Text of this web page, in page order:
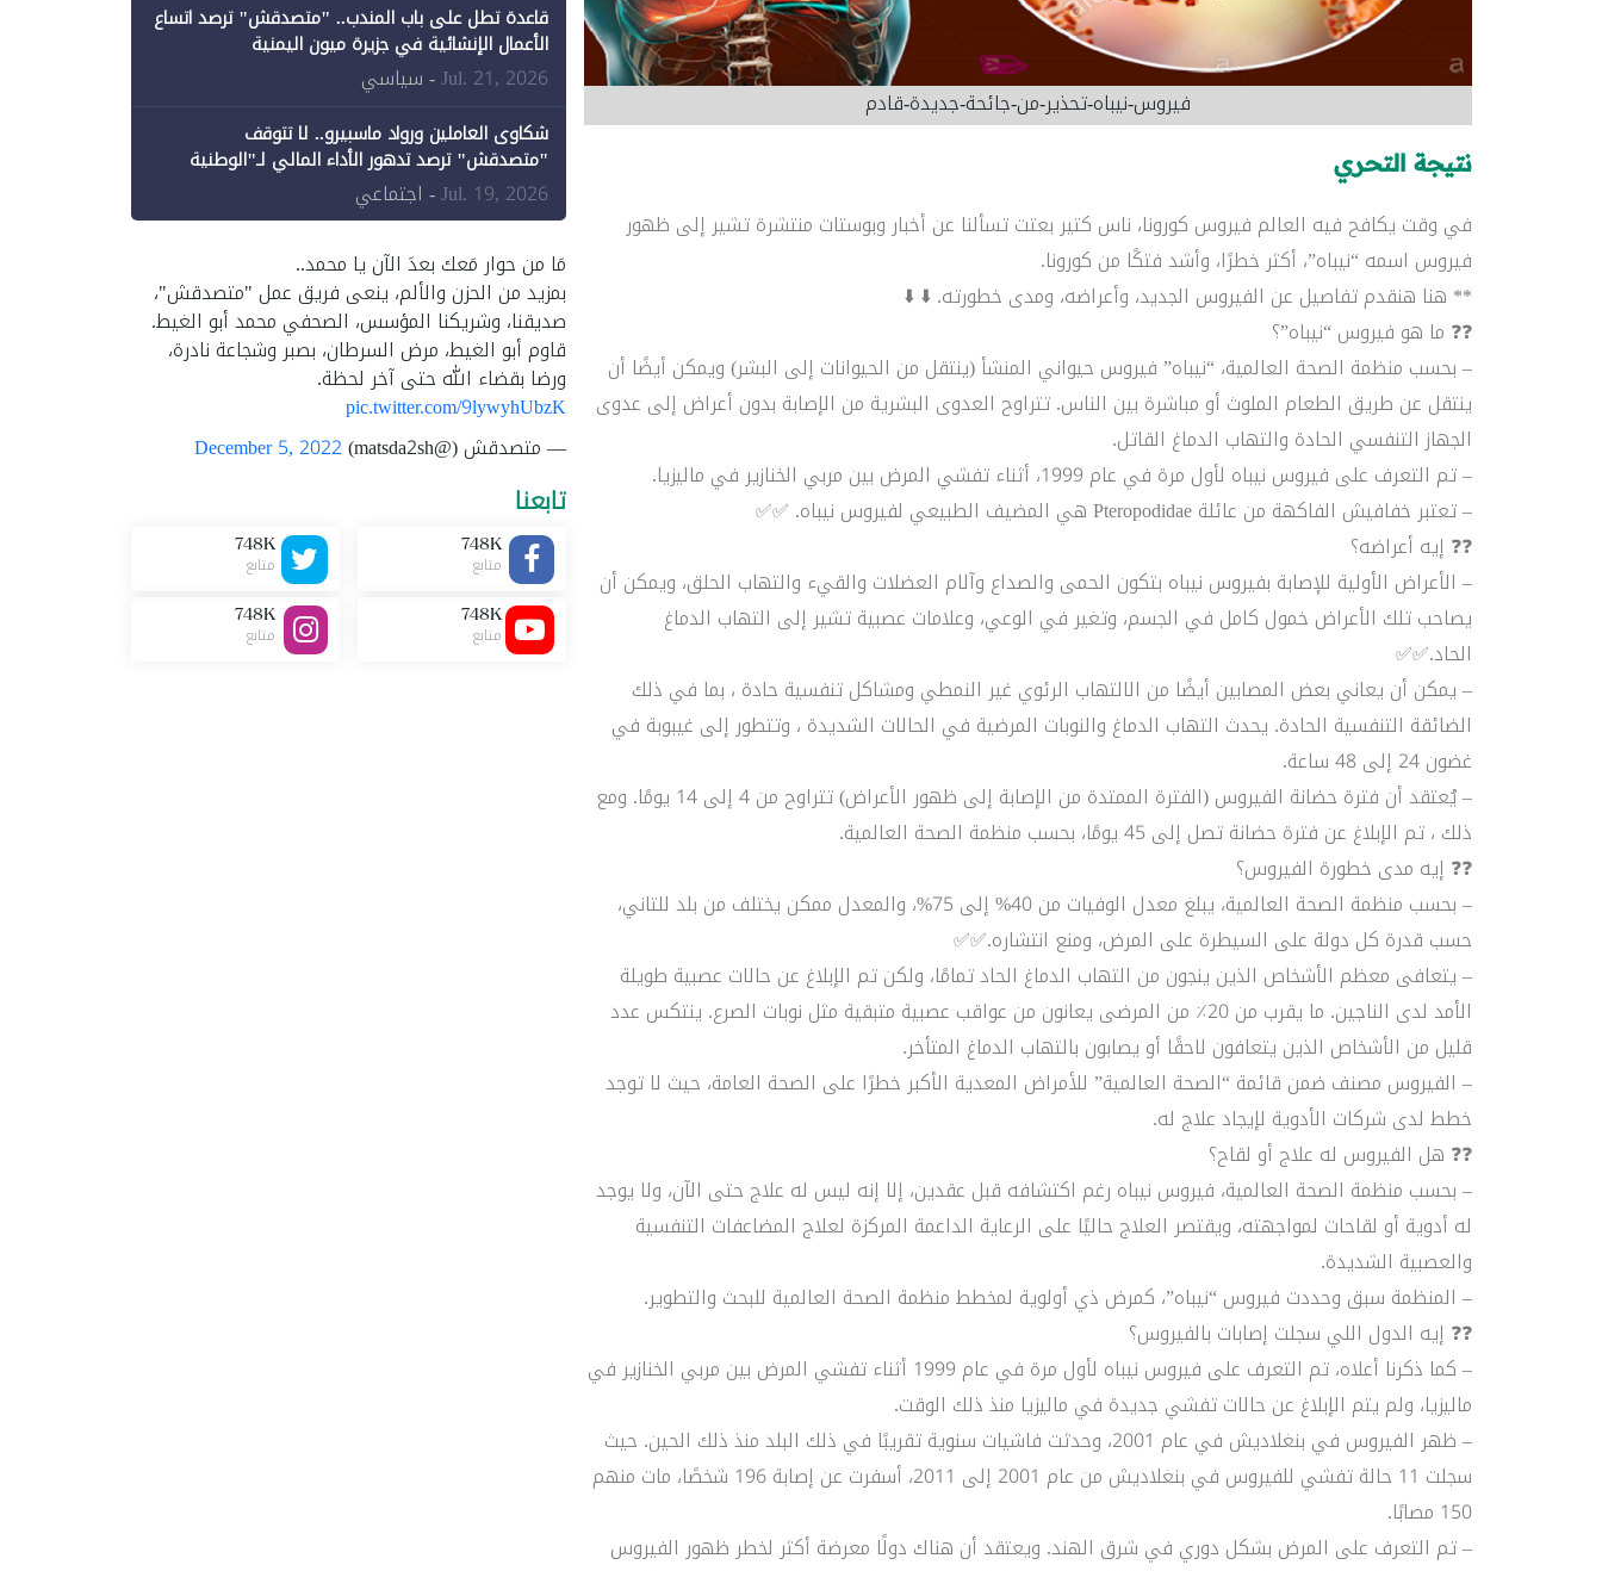
فيروس-نيباه-تحذير-من-جائحة-جديدة-قادم
نتيجة التحري
في وقت يكافح فيه العالم فيروس كورونا، ناس كتير بعتت تسألنا عن أخبار وبوستات منتشرة تشير إلى ظهور
فيروس اسمه “نيباه”، أكثر خطرًا، وأشد فتكًا من كورونا.
** هنا هنقدم تفاصيل عن الفيروس الجديد، وأعراضه، ومدى خطورته. ⬇️ ⬇️
❓❓ ما هو فيروس “نيباه”؟
– بحسب منظمة الصحة العالمية، “نيباه” فيروس حيواني المنشأ (ينتقل من الحيوانات إلى البشر) ويمكن أيضًا أن
ينتقل عن طريق الطعام الملوث أو مباشرة بين الناس. تتراوح العدوى البشرية من الإصابة بدون أعراض إلى عدوى
الجهاز التنفسي الحادة والتهاب الدماغ القاتل.
– تم التعرف على فيروس نيباه لأول مرة في عام 1999، أثناء تفشي المرض بين مربي الخنازير في ماليزيا.
– تعتبر خفافيش الفاكهة من عائلة Pteropodidae هي المضيف الطبيعي لفيروس نيباه. ✅✅
❓❓ إيه أعراضه؟
– الأعراض الأولية للإصابة بفيروس نيباه بتكون الحمى والصداع وآلام العضلات والقيء والتهاب الحلق، ويمكن أن
يصاحب تلك الأعراض خمول كامل في الجسم، وتغير في الوعي، وعلامات عصبية تشير إلى التهاب الدماغ
الحاد.✅✅
– يمكن أن يعاني بعض المصابين أيضًا من الالتهاب الرئوي غير النمطي ومشاكل تنفسية حادة ، بما في ذلك
الضائقة التنفسية الحادة. يحدث التهاب الدماغ والنوبات المرضية في الحالات الشديدة ، وتتطور إلى غيبوبة في
غضون 24 إلى 48 ساعة.
– يُعتقد أن فترة حضانة الفيروس (الفترة الممتدة من الإصابة إلى ظهور الأعراض) تتراوح من 4 إلى 14 يومًا. ومع
ذلك ، تم الإبلاغ عن فترة حضانة تصل إلى 45 يومًا، بحسب منظمة الصحة العالمية.
❓❓ إيه مدى خطورة الفيروس؟
– بحسب منظمة الصحة العالمية، يبلغ معدل الوفيات من 40% إلى 75%، والمعدل ممكن يختلف من بلد للتاني،
حسب قدرة كل دولة على السيطرة على المرض، ومنع انتشاره.✅✅
– يتعافى معظم الأشخاص الذين ينجون من التهاب الدماغ الحاد تمامًا، ولكن تم الإبلاغ عن حالات عصبية طويلة
الأمد لدى الناجين. ما يقرب من 20٪ من المرضى يعانون من عواقب عصبية متبقية مثل نوبات الصرع. ينتكس عدد
قليل من الأشخاص الذين يتعافون لاحقًا أو يصابون بالتهاب الدماغ المتأخر.
– الفيروس مصنف ضمن قائمة “الصحة العالمية” للأمراض المعدية الأكبر خطرًا على الصحة العامة، حيث لا توجد
خطط لدى شركات الأدوية لإيجاد علاج له.
❓❓ هل الفيروس له علاج أو لقاح؟
– بحسب منظمة الصحة العالمية، فيروس نيباه رغم اكتشافه قبل عقدين، إلا إنه ليس له علاج حتى الآن، ولا يوجد
له أدوية أو لقاحات لمواجهته، ويقتصر العلاج حاليًا على الرعاية الداعمة المركزة لعلاج المضاعفات التنفسية
والعصبية الشديدة.
– المنظمة سبق وحددت فيروس “نيباه”، كمرض ذي أولوية لمخطط منظمة الصحة العالمية للبحث والتطوير.
❓❓ إيه الدول اللي سجلت إصابات بالفيروس؟
– كما ذكرنا أعلاه، تم التعرف على فيروس نيباه لأول مرة في عام 1999 أثناء تفشي المرض بين مربي الخنازير في
ماليزيا، ولم يتم الإبلاغ عن حالات تفشي جديدة في ماليزيا منذ ذلك الوقت.
– ظهر الفيروس في بنغلاديش في عام 2001، وحدثت فاشيات سنوية تقريبًا في ذلك البلد منذ ذلك الحين. حيث
سجلت 11 حالة تفشي للفيروس في بنغلاديش من عام 2001 إلى 2011، أسفرت عن إصابة 196 شخصًا، مات منهم
150 مصابًا.
– تم التعرف على المرض بشكل دوري في شرق الهند. ويعتقد أن هناك دولًا معرضة أكثر لخطر ظهور الفيروس
قاعدة تطل على باب المندب.. "متصدقش" ترصد اتساع
الأعمال الإنشائية في جزيرة ميون اليمنية
Jul. 21, 2026- سياسي
شكاوى العاملين ورواد ماسبيرو.. لا تتوقف
"متصدقش" ترصد تدهور الأداء المالي لـ"الوطنية
للإعلام"
Jul. 19, 2026- اجتماعي
مَا من حوار مَعك بعدَ الآن يا محمد..
بمزيد من الحزن والألم، ينعى فريق عمل "متصدقش"،
صديقنا، وشريكنا المؤسس، الصحفي محمد أبو الغيط.
قاوم أبو الغيط، مرض السرطان، بصبر وشجاعة نادرة،
ورضا بقضاء الله حتى آخر لحظة.
pic.twitter.com/9lywyhUbzK
— متصدقش (@matsda2sh)
December 5, 2022
تابعنا
748K
متابع
748K
متابع
748K
متابع
748K
متابع